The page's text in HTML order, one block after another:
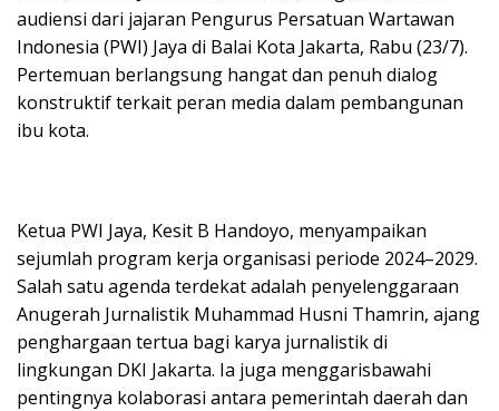
audiensi dari jajaran Pengurus Persatuan Wartawan
Indonesia (PWI) Jaya di Balai Kota Jakarta, Rabu (23/7).
Pertemuan berlangsung hangat dan penuh dialog
konstruktif terkait peran media dalam pembangunan
ibu kota.
Ketua PWI Jaya, Kesit B Handoyo, menyampaikan
sejumlah program kerja organisasi periode 2024–2029.
Salah satu agenda terdekat adalah penyelenggaraan
Anugerah Jurnalistik Muhammad Husni Thamrin, ajang
penghargaan tertua bagi karya jurnalistik di
lingkungan DKI Jakarta. Ia juga menggarisbawahi
pentingnya kolaborasi antara pemerintah daerah dan